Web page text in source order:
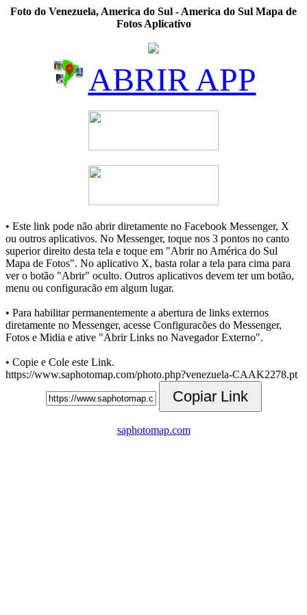
Foto do Venezuela, America do Sul - America do Sul Mapa de
Fotos Aplicativo
ABRIR APP
• Este link pode não abrir diretamente no Facebook Messenger, X
ou outros aplicativos. No Messenger, toque nos 3 pontos no canto
superior direito desta tela e toque em "Abrir no América do Sul
Mapa de Fotos". No aplicativo X, basta rolar a tela para cima para
ver o botão "Abrir" oculto. Outros aplicativos devem ter um botão,
menu ou configuracão em algum lugar.
• Para habilitar permanentemente a abertura de links externos
diretamente no Messenger, acesse Configuracões do Messenger,
Fotos e Midia e ative "Abrir Links no Navegador Externo".
• Copie e Cole este Link.
https://www.saphotomap.com/photo.php?venezuela-CAAK2278.pt
Copiar Link
saphotomap.com